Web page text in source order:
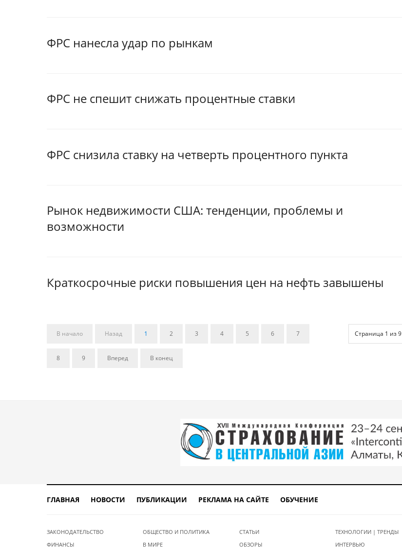
ФРС нанесла удар по рынкам
ФРС не спешит снижать процентные ставки
ФРС снизила ставку на четверть процентного пункта
Рынок недвижимости США: тенденции, проблемы и
возможности
Краткосрочные риски повышения цен на нефть завышены
Страница 1 из 9
В начало Назад 1 2 3 4 5 6 7
8 9 Вперед В конец
ГЛАВНАЯ НОВОСТИ ПУБЛИКАЦИИ РЕКЛАМА НА САЙТЕ ОБУЧЕНИЕ
ЗАКОНОДАТЕЛЬСТВО
ФИНАНСЫ
ОБЩЕСТВО И ПОЛИТИКА
В МИРЕ
СТАТЬИ
ОБЗОРЫ
ТЕХНОЛОГИИ | ТРЕНДЫ
ИНТЕРВЬЮ